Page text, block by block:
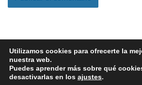
santodecir.com Religión
Buscad al Señor
Guía para Encontrar la Paz Espiritual
Utilizamos cookies para ofrecerte la
nuestra web.
Puedes aprender más sobre qué
desactivarlas en los ajustes.